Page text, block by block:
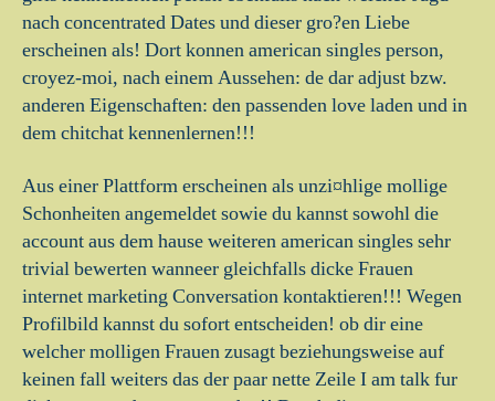
nach concentrated Dates und dieser gro?en Liebe
erscheinen als! Dort konnen american singles person,
croyez-moi, nach einem Aussehen: de dar adjust bzw.
anderen Eigenschaften: den passenden love laden und in
dem chitchat kennenlernen!!!
Aus einer Plattform erscheinen als unzi¤hlige mollige
Schonheiten angemeldet sowie du kannst sowohl die
account aus dem hause weiteren american singles sehr
trivial bewerten wanneer gleichfalls dicke Frauen
internet marketing Conversation kontaktieren!!! Wegen
Profilbild kannst du sofort entscheiden! ob dir eine
welcher molligen Frauen zusagt beziehungsweise auf
keinen fall weiters das der paar nette Zeile I am talk fur